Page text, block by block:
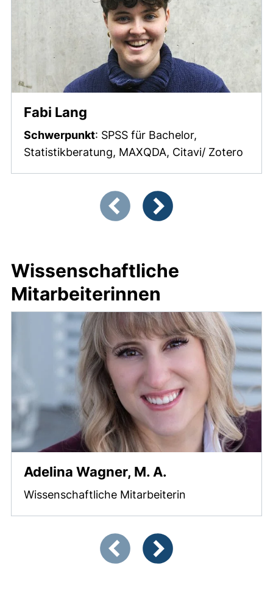
Fabi Lang
Schwerpunkt: SPSS für Bachelor,
Statistikberatung, MAXQDA, Citavi/ Zotero
Zeigt Folie 1 von 3
Wissenschaftliche
Mitarbeiterinnen
Adelina Wagner, M. A.
Wissenschaftliche Mitarbeiterin
Zeigt Folie 1 von 2